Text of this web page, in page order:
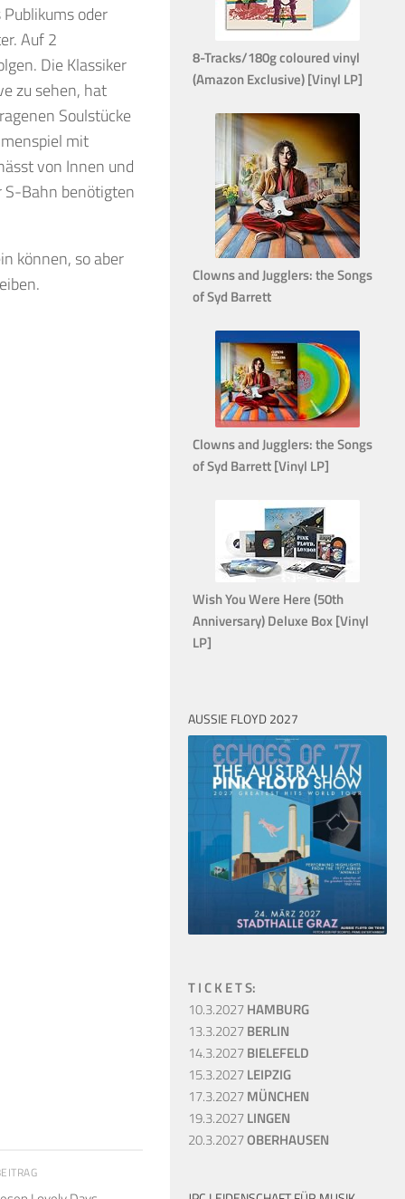
oder
Auf 2
Die Klassiker
zu sehen, hat
Soulstücke
mit
von Innen und
Bahn benötigten
können, so aber
8-Tracks/180g coloured vinyl
(Amazon Exclusive) [Vinyl LP]
Clowns and Jugglers: the Songs
of Syd Barrett
Clowns and Jugglers: the Songs
of Syd Barrett [Vinyl LP]
Wish You Were Here (50th
Anniversary) Deluxe Box [Vinyl
LP]
AUSSIE FLOYD 2027
T I C K E T S:
10.3.2027HAMBURG
13.3.2027BERLIN
14.3.2027BIELEFELD
15.3.2027LEIPZIG
17.3.2027MÜNCHEN
19.3.2027LINGEN
20.3.2027OBERHAUSEN